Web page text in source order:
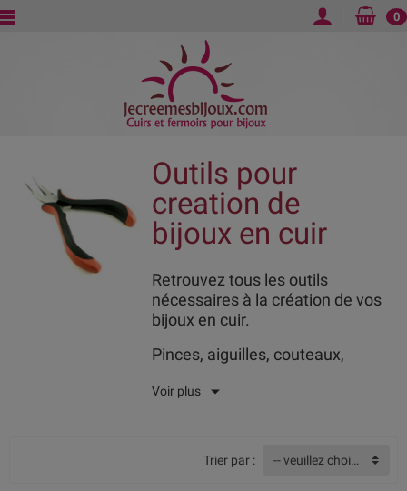
0
Outils pour
creation de
bijoux en cuir
Retrouvez tous les outils
nécessaires à la création de vos
bijoux en cuir.
Pinces, aiguilles, couteaux,
d'outils ainsi que la description
Voir plus
Trier par : -- veuillez choisir --